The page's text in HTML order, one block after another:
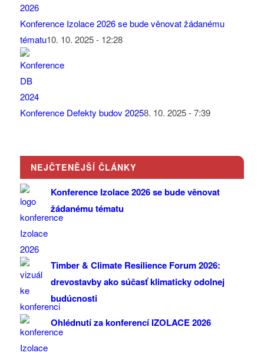
Konference Izolace 2026 se bude věnovat žádanému
tématu10. 10. 2025 - 12:28
Konference Defekty budov 20258. 10. 2025 - 7:39
NEJČTENĚJŠÍ ČLÁNKY
Konference Izolace 2026 se bude věnovat
žádanému tématu
Timber & Climate Resilience Forum 2026:
drevostavby ako súčasť klimaticky odolnej
budúcnosti
Ohlédnutí za konferencí IZOLACE 2026